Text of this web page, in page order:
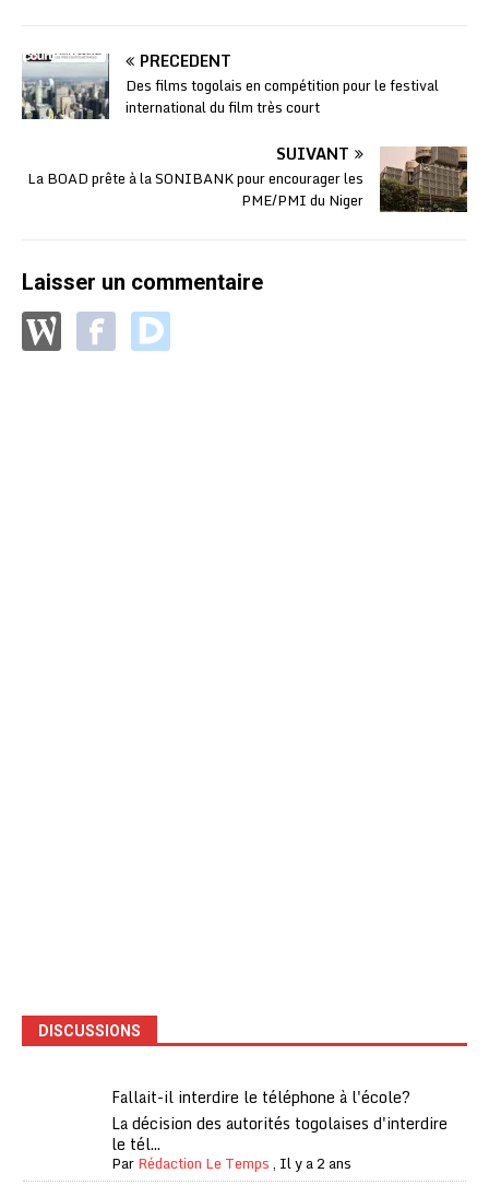
PRÉCÉDENT
Des films togolais en compétition pour le festival
international du film très court
SUIVANT
La BOAD prête à la SONIBANK pour encourager les
PME/PMI du Niger
Laisser un commentaire
DISCUSSIONS
Fallait-il interdire le téléphone à l'école?
La décision des autorités togolaises d'interdire
le tél...
ParRédaction Le Temps, Il y a 2 ans